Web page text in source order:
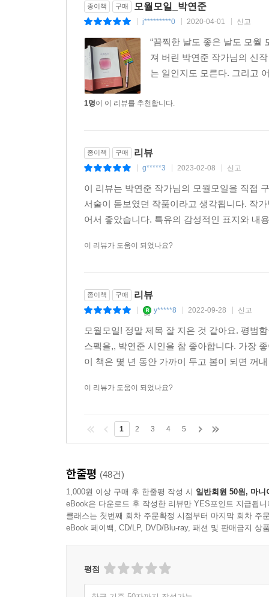
종이책 구매 모월모일_박연준
j*********0 2020-04-01 신고
“끔찍한 날도 좋은 날도 모월
져 버린 박연준 작가님의 신
는 일인지도 모른다. 그리고
1명이 이 리뷰를 추천합니다.
종이책 구매 리뷰
g*****3 2023-02-08 신고
이 리뷰는 박연준 작가님의 모월모일을 직접
서술이 돋보였던 작품이라고 생각됩니다. 작
어서 좋았습니다. 특유의 감성적인 표지와 내
이 리뷰가 도움이 되었나요?
종이책 구매 리뷰
y*****8 2022-09-28 신고
모월모일! 정말 제목 잘 지은 것 같아요. 평범
스펙을,, 박연준 시인을 참 좋아합니다. 가장
이 책은 몇 년 동안 가까이 두고 봄이 되면 꺼
이 리뷰가 도움이 되었나요?
1 2 3 4 5
한줄평 (48건)
1,000원 이상 구매 후 한줄평 작성 시 일반회원 50원, 마니
eBook은 다운로드 후 작성한 리뷰만 YES포인트 지급됩니
클래스는 첫번째 회차 주문확정 시점부터 마지막 회차 주
eBook 페이백, CD/LP, DVD/Blu-ray, 패션 및 판매금지 상
평점